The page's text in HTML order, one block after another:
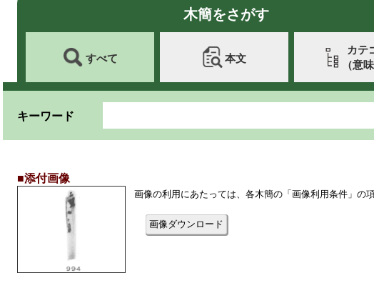
木簡をさがす
すべて 本文
カテ
（意
キーワード
■添付画像
画像の利用にあたっては、各木簡の「画像利用条件」の
画像ダウンロード